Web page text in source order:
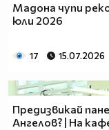
Мадона чупи
юли 2026
17 15.07.2026
Предизвикай
Ангелов? | На